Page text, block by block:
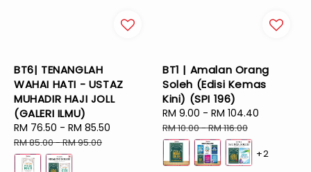
BT6| TENANGLAH
WAHAI HATI - USTAZ
MUHADIR HAJI JOLL
(GALERI ILMU)
Sale
price
RM 76.50 - RM 85.50
RM 85.00-RM 95.00
BT1 | Amalan Orang
Soleh (Edisi Kemas
Kini) (SPI 196)
Sale
price
RM 9.00 - RM 104.40
RM 10.00-RM 116.00
+2